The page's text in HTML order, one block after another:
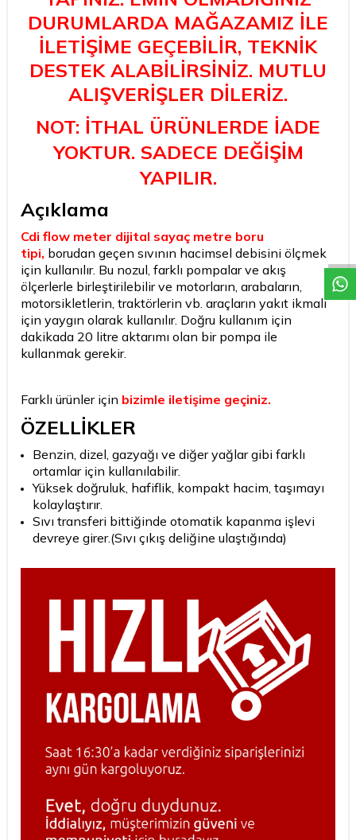
DURUMLARDA MAĞAZAMIZ İLE
İLETİŞİME GEÇEBİLİR, TEKNİK
DESTEK ALABİLİRSİNİZ. MUTLU
ALIŞVERİŞLER DİLERİZ.
NOT: İTHAL ÜRÜNLERDE İADE
YOKTUR. SADECE DEĞİŞİM
YAPILIR.
Açıklama
Cdi flow meter dijital sayaç metre boru
tipi, borudan geçen sıvının hacimsel debisini ölçmek
için kullanılır. Bu nozul, farklı pompalar ve akış
ölçerlerle birleştirilebilir ve motorların, arabaların,
motorsikletlerin, traktörlerin vb. araçların yakıt ikmali
için yaygın olarak kullanılır. Doğru kullanım için
dakikada 20 litre aktarımı olan bir pompa ile
kullanmak gerekir.
Farklı ürünler için bizimle iletişime geçiniz.
ÖZELLİKLER
Benzin, dizel, gazyağı ve diğer yağlar gibi farklı
ortamlar için kullanılabilir.
Yüksek doğruluk, hafiflik, kompakt hacim, taşımayı
kolaylaştırır.
Sıvı transferi bittiğinde otomatik kapanma işlevi
devreye girer.(Sıvı çıkış deliğine ulaştığında)